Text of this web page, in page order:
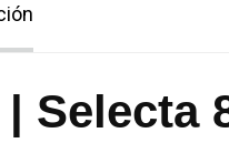
Selecta